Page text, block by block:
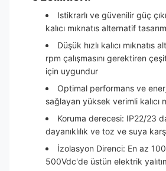
Istikrarlı ve güvenilir güç
kalıcı mıknatıs alternatif
Düşük hızlı kalıcı mıknatıs
rpm çalışmasını gerektiren
için uygundur
Optimal performans ve
sağlayan yüksek verimli kalıcı
Koruma derecesi: IP22/23
dayanıklılık ve toz ve suya
İzolasyon Direnci: En az
500Vdc'de üstün elektrik